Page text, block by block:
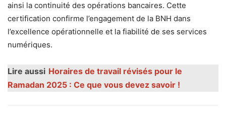
ainsi la continuité des opérations bancaires. Cette
certification confirme l’engagement de la BNH dans
l’excellence opérationnelle et la fiabilité de ses services
numériques.
Lire aussi Horaires de travail révisés pour le
Ramadan 2025 : Ce que vous devez savoir !